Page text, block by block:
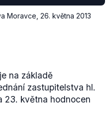
Moravce 26. května 2013
na základě
zastupitelstva hl.
23. května hodnocen